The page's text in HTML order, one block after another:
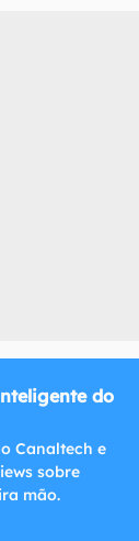
do
Canaltech e
sobre
mão.